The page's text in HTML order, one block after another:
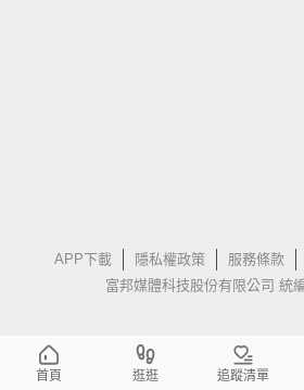
APP下載 隱私權政策 服務條款
富邦媒體科技股份有限公司 統
首頁 逛逛 追蹤清單